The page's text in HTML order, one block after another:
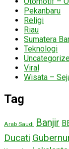
Pekanbaru
Religi
Riau
Sumatera
Teknologi
Viral
Wisata –
Tag
Arab Saudi Banjir
Ducati